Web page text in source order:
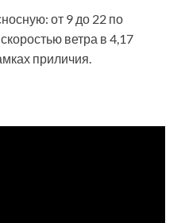
от 9 до 22 по
ветра в 4,17
приличия.